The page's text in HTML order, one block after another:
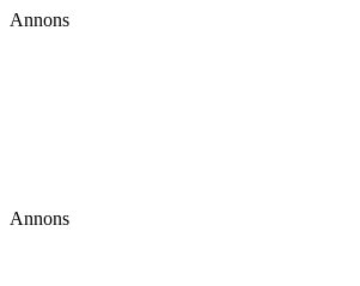
Annons
Annons